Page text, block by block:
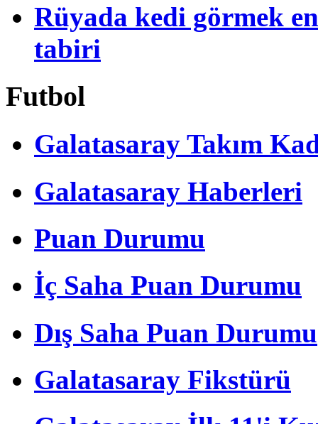
Rüyada kedi görmek
tabiri
Futbol
Galatasaray Takım
Galatasaray Haberleri
Puan Durumu
İç Saha Puan Durumu
Dış Saha Puan Durumu
Galatasaray Fikstürü